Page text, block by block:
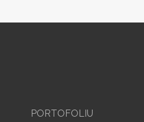
PORTOFOLIU